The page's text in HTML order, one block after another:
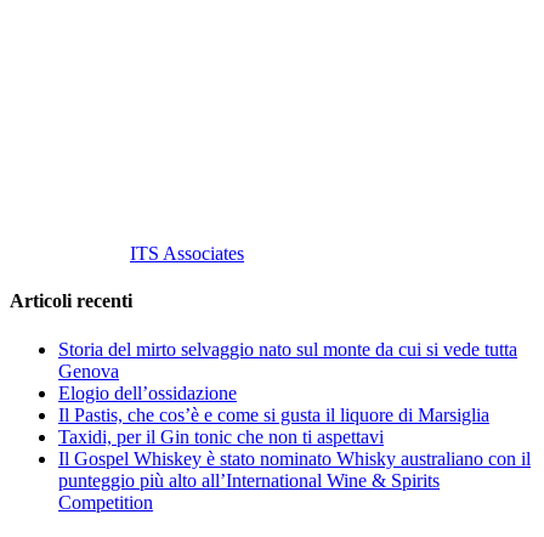
ITS Associates
Articoli recenti
Storia del mirto selvaggio nato sul monte da cui si vede tutta
Genova
Elogio dell’ossidazione
Il Pastis, che cos’è e come si gusta il liquore di Marsiglia
Taxidi, per il Gin tonic che non ti aspettavi
Il Gospel Whiskey è stato nominato Whisky australiano con il
punteggio più alto all’International Wine & Spirits
Competition